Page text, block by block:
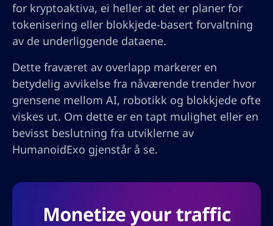
for kryptoaktiva, ei heller at det er planer for
tokenisering eller blokkjede-basert forvaltning
av de underliggende dataene.
Dette fraværet av overlapp markerer en
betydelig avvikelse fra nåværende trender hvor
grensene mellom AI, robotikk og blokkjede ofte
viskes ut. Om dette er en tapt mulighet eller en
bevisst beslutning fra utviklerne av
HumanoidExo gjenstår å se.